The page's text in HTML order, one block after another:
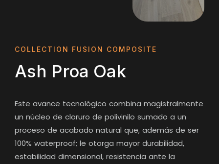
COLLECTION FUSION COMPOSITE
Ash Proa Oak
Este avance tecnológico combina magistralmente
un núcleo de cloruro de polivinilo sumado a un
proceso de acabado natural que, además de ser
100% waterproof; le otorga mayor durabilidad,
estabilidad dimensional, resistencia ante la